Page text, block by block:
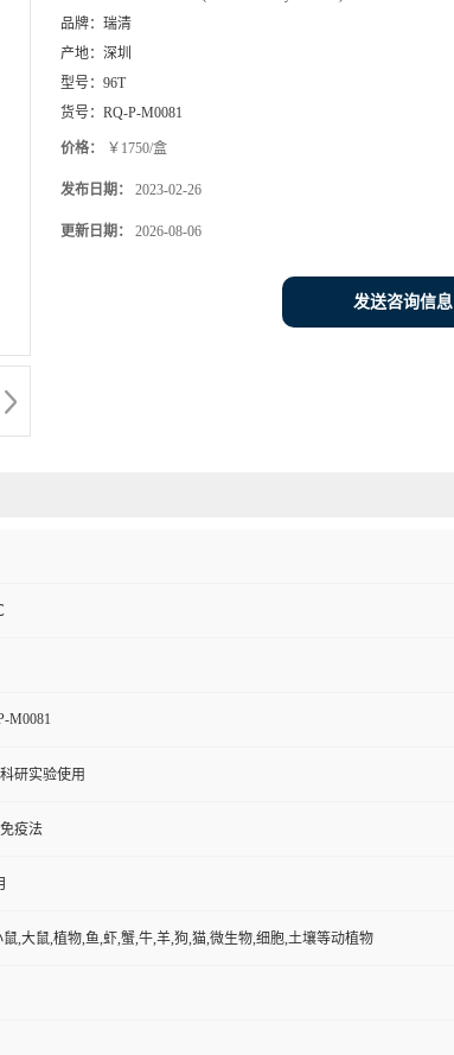
品牌： 瑞清
产地： 深圳
型号： 96T
货号： RQ-P-M0081
价格： ￥1750/盒
发布日期： 2023-02-26
更新日期： 2026-08-06
发送咨询信息
M0081
研实验使用
疫法
鼠,大鼠,植物,鱼,虾,蟹,牛,羊,狗,猫,微生物,细胞,土壤等动植物